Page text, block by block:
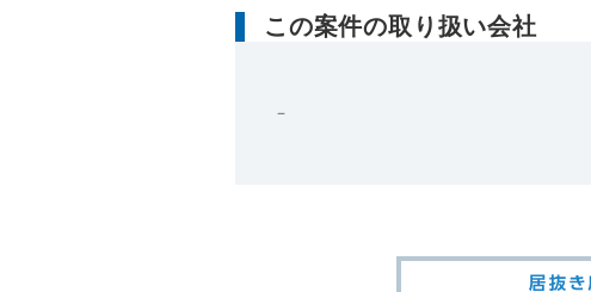
この案件の取り扱い会社
－